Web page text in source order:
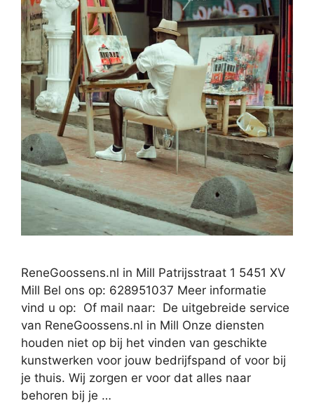
ReneGoossens.nl in Mill Patrijsstraat 1 5451 XV
Mill Bel ons op: 628951037 Meer informatie
vind u op: Of mail naar: De uitgebreide service
van ReneGoossens.nl in Mill Onze diensten
houden niet op bij het vinden van geschikte
kunstwerken voor jouw bedrijfspand of voor bij
je thuis. Wij zorgen er voor dat alles naar
behoren bij je …